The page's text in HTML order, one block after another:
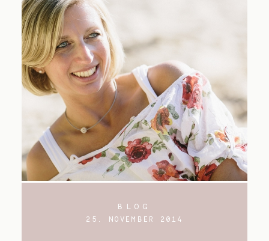
BLOG
25. NOVEMBER 2014